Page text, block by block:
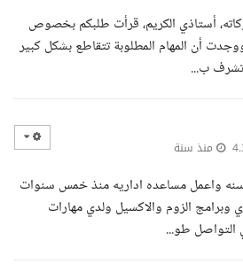
أستاذي الكريم، قرأت طلبكم بخصوص
أن المهام المطلوبة تتقاطع بشكل كبير
ب...
منذ سنة
واعمل مساعده اداريه منذ خمس سنوات
وبرامج الزوم والاكسيل ولدي مهارات
التواصل طو...